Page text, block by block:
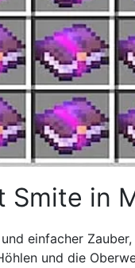
Smite in
einfacher
und die